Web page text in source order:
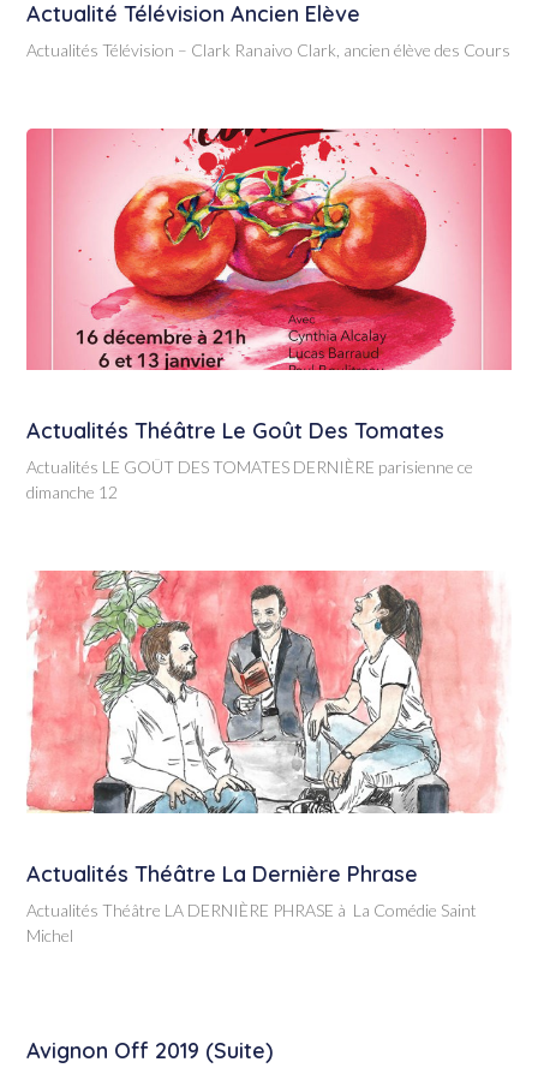
Actualité Télévision Ancien Elève
Actualités Télévision – Clark Ranaivo Clark, ancien élève des Cours
Actualités Théâtre Le Goût Des Tomates
Actualités LE GOÛT DES TOMATES DERNIÈRE parisienne ce
dimanche 12
Actualités Théâtre La Dernière Phrase
Actualités Théâtre LA DERNIÈRE PHRASE à La Comédie Saint
Michel
Avignon Off 2019 (suite)